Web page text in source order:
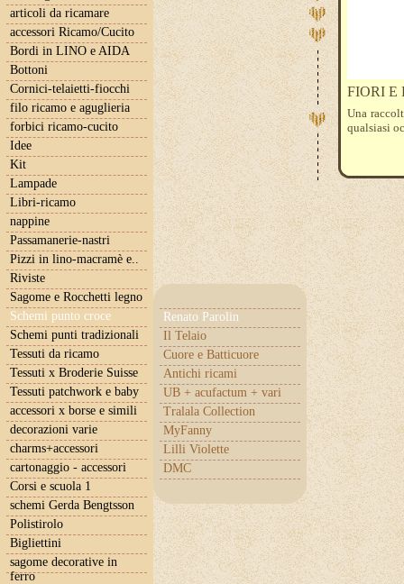
articoli da ricamare
accessori Ricamo/Cucito
Bordi in LINO e AIDA
Bottoni
Cornici-telaietti-fiocchi
filo ricamo e aguglieria
forbici ricamo-cucito
Idee
Kit
Lampade
Libri-ricamo
nappine
Passamanerie-nastri
Pizzi in lino-macramè e..
Riviste
Sagome e Rocchetti legno
Schemi punto croce
Renato Parolin
Il Telaio
Cuore e Batticuore
Antichi ricami
UB + acufactum + vari
Tralala Collection
MyFanny
Lilli Violette
DMC
Schemi punti tradizionali
Tessuti da ricamo
Tessuti x Broderie Suisse
Tessuti patchwork e baby
accessori x borse e simili
decorazioni varie
charms+accessori
cartonaggio - accessori
Corsi e scuola 1
schemi Gerda Bengtsson
Polistirolo
Bigliettini
sagome decorative in
ferro
FIORI E
Una
qualsiasi